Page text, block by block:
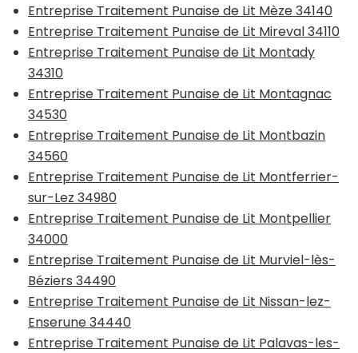
Entreprise Traitement Punaise de Lit Mèze 34140
Entreprise Traitement Punaise de Lit Mireval 34110
Entreprise Traitement Punaise de Lit Montady
34310
Entreprise Traitement Punaise de Lit Montagnac
34530
Entreprise Traitement Punaise de Lit Montbazin
34560
Entreprise Traitement Punaise de Lit Montferrier-
sur-Lez 34980
Entreprise Traitement Punaise de Lit Montpellier
34000
Entreprise Traitement Punaise de Lit Murviel-lès-
Béziers 34490
Entreprise Traitement Punaise de Lit Nissan-lez-
Enserune 34440
Entreprise Traitement Punaise de Lit Palavas-les-